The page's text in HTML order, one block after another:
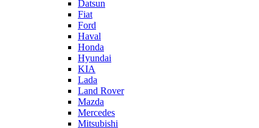
Datsun
Fiat
Ford
Haval
Honda
Hyundai
KIA
Lada
Land Rover
Mazda
Mercedes
Mitsubishi